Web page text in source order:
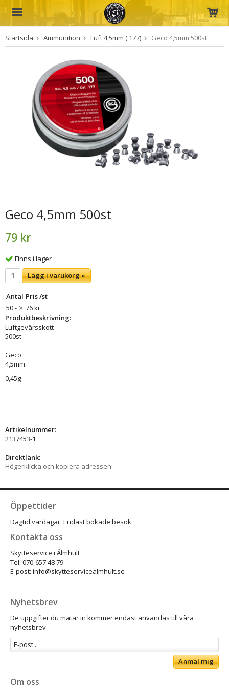
Produkten har blivit tillagd i varukorgen
Startsida Ammunition Luft 4,5mm (.177) Geco 4,5mm 500st
Geco 4,5mm 500st
79 kr
Finns i lager
Lägg i varukorg »
Antal Pris /st
50 - > 76 kr
Produktbeskrivning:
Luftgevärsskott
500st
Geco
4,5mm
0,45g
Artikelnummer:
2137453-1
Direktlänk:
Högerklicka och kopiera adressen
Öppettider
Dagtid vardagar. Endast bokade besök.
Kontakta oss
Skytteservice i Älmhult
Tel: 070-657 48 79
E-post: info@skytteservicealmhult.se
Nyhetsbrev
De uppgifter du matar in kommer endast användas till våra
nyhetsbrev.
Anmäl mig
Om oss